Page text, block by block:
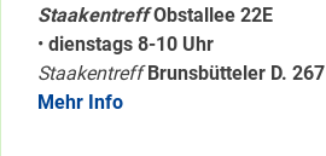
Staakentreff Obstallee 22E
• dienstags 8-10 Uhr
Staakentreff Brunsbütteler D. 267
Mehr Info